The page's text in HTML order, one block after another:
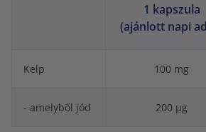
1 kapszula
(ajánlott napi
Kelp 100 mg
- amelyből jód 200 µg